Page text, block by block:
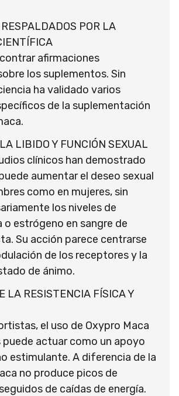
POR LA
afirmaciones
los suplementos. Sin
ha validado varios
de la suplementación
LIBIDO Y FUNCIÓN SEXUAL
clínicos han demostrado
aumentar el deseo sexual
como en mujeres, sin
los niveles de
estrógeno en sangre de
Su acción parece centrarse
de los receptores y la
de ánimo.
LA RESISTENCIA FÍSICA Y
el uso de Oxypro Maca
puede actuar como un apoyo
estimulante. A diferencia de la
no produce picos de
de caídas de energía.